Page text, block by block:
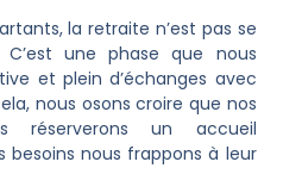
la retraite n’est pas se
une phase que nous
et plein d’échanges avec
nous osons croire que nos
réserverons un accueil
besoins nous frappons à leur